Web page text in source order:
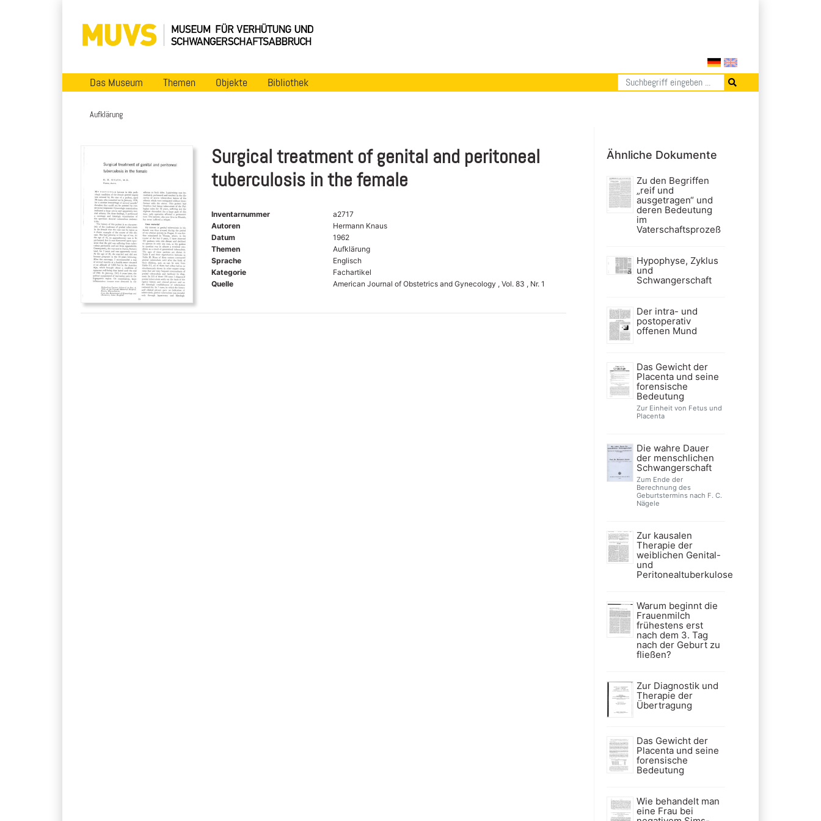
Das Museum Themen Objekte Bibliothek
Aufklärung
Surgical treatment of genital and peritoneal
tuberculosis in the female
Inventarnummer
a2717
Autoren
Hermann Knaus
Datum
1962
Themen
Aufklärung
Sprache
Englisch
Kategorie
Fachartikel
Quelle
American Journal of Obstetrics and Gynecology , Vol. 83 , Nr. 1
Ähnliche Dokumente
Zu den Begriffen
„reif und
ausgetragen“ und
deren Bedeutung
im
Vaterschaftsprozeß
Hypophyse, Zyklus
und
Schwangerschaft
Der intra- und
postoperativ
offenen Mund
Das Gewicht der
Placenta und seine
forensische
Bedeutung
Zur Einheit von Fetus und
Placenta
Die wahre Dauer
der menschlichen
Schwangerschaft
Zum Ende der
Berechnung des
Geburtstermins nach F. C.
Nägele
Zur kausalen
Therapie der
weiblichen Genital-
und
Peritonealtuberkulose
Warum beginnt die
Frauenmilch
frühestens erst
nach dem 3. Tag
nach der Geburt zu
fließen?
Zur Diagnostik und
Therapie der
Übertragung
Das Gewicht der
Placenta und seine
forensische
Bedeutung
Wie behandelt man
eine Frau bei